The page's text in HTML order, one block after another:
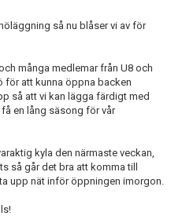
så nu blåser vi av för
många medlemar från U8 och
för att kunna öppna backen
så att vi kan lägga färdigt med
en lång säsong för vår
kyla den närmaste veckan,
så går det bra att komma till
upp nät inför öppningen imorgon.